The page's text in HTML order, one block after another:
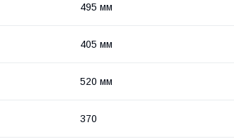
495 мм
405 мм
520 мм
370